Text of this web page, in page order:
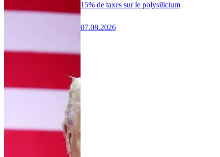
15% de taxes sur le polysilicium
07.08.2026